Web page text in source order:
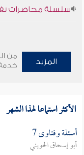
سلسلة محاضرات نفحات
المزيد
من
خدمة
الأكثر استماعا لهذا الشهر
أسئلة وفتاوى 7
أبو إسحاق الحويني